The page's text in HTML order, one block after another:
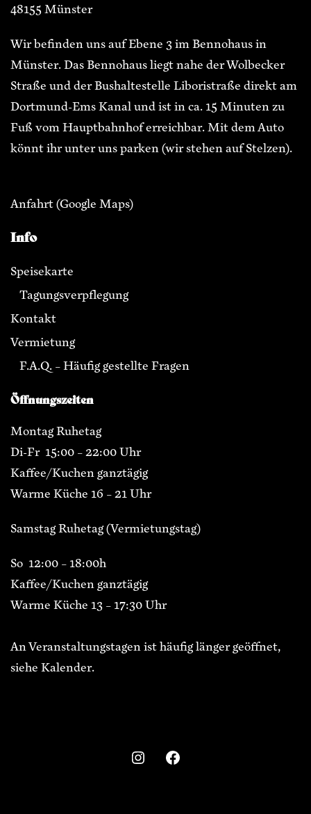
48155 Münster
Wir befinden uns auf Ebene 3 im Bennohaus in
Münster. Das Bennohaus liegt nahe der Wolbecker
Straße und der Bushaltestelle Liboristraße direkt am
Dortmund-Ems Kanal und ist in ca. 15 Minuten zu
Fuß vom Hauptbahnhof erreichbar. Mit dem Auto
könnt ihr unter uns parken (wir stehen auf Stelzen).
Anfahrt(Google Maps)
Info
Speisekarte
Tagungsverpflegung
Kontakt
Vermietung
F.A.Q. – Häufig gestellte Fragen
Öffnungszeiten
Montag Ruhetag
Di-Fr 15:00 – 22:00 Uhr
Kaffee/Kuchen ganztägig
Warme Küche 16 – 21 Uhr
Samstag Ruhetag (Vermietungstag)
So 12:00 – 18:00h
Kaffee/Kuchen ganztägig
Warme Küche 13 – 17:30 Uhr
An Veranstaltungstagen ist häufig länger geöffnet,
siehe Kalender.